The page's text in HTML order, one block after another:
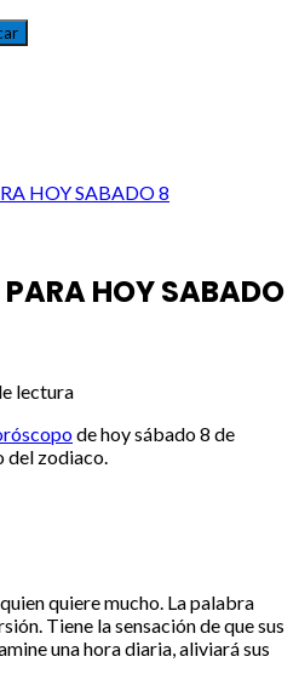
HOY SABADO 8
HOY SABADO
lectura
de hoy sábado 8 de
del zodiaco.
quiere mucho. La palabra
Tiene la sensación de que sus
una hora diaria, aliviará sus